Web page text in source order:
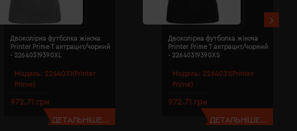
Модель: 2264031(Printer
Prime)
Двоколірна футболка жіноча
Printer Prime T антрацит/чорний
- 22640319390XL
972.71 грн
ДЕТАЛЬНІШЕ...
Модель: 2264031(Printer
Prime)
Двоколірна футболка жіноча
Printer Prime T антрацит/чорний
- 22640319390XS
972.71 грн
ДЕТАЛЬНІШЕ...